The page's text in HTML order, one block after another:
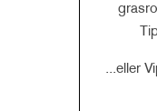
...eller